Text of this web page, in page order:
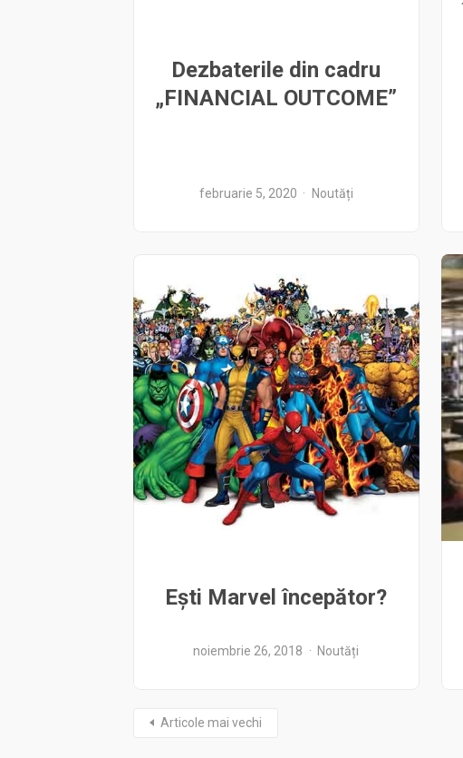
Dezbaterile din cadru
„FINANCIAL OUTCOME”
februarie 5, 2020 Noutăți
Eşti Marvel începător?
noiembrie 26, 2018 Noutăți
Articole mai vechi